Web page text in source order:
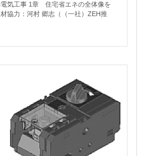
気工事 1章 住宅省エネの全体像を
協力：河村 郷志（（一社）ZEH推